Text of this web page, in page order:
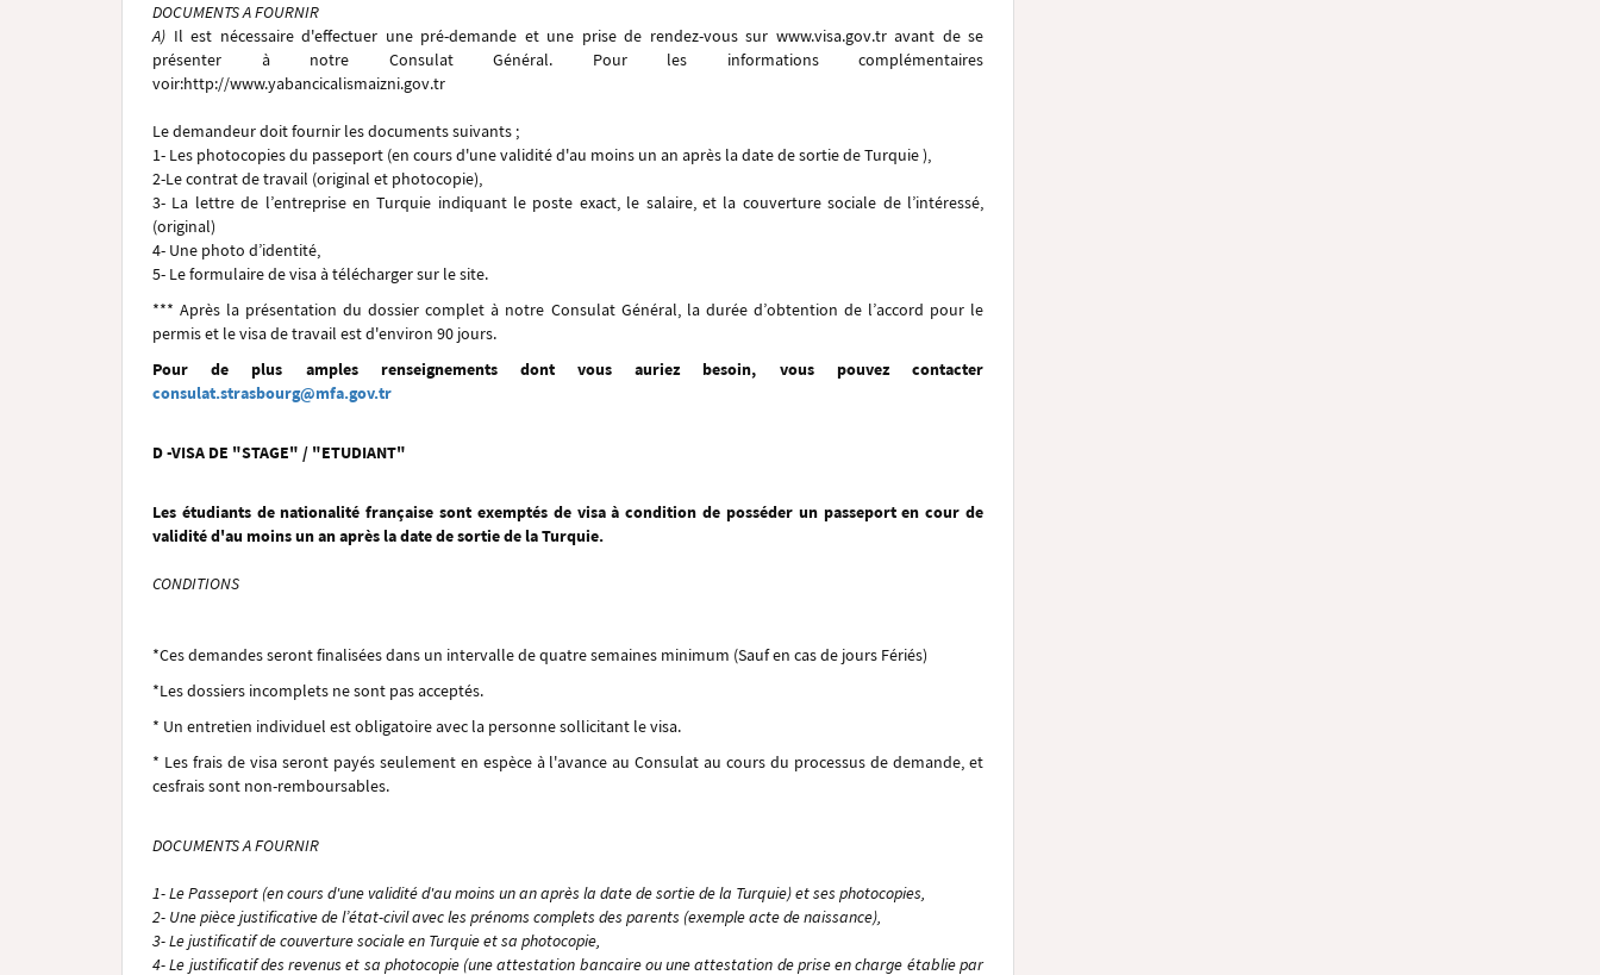
DOCUMENTS A FOURNIR
A) Il est nécessaire d'effectuer une pré-demande et une prise de rendez-vous sur www.visa.gov.tr avant de se
présenter à notre Consulat Général. Pour les informations complémentaires
voir:http://www.yabancicalismaizni.gov.tr
Le demandeur doit fournir les documents suivants ;
1- Les photocopies du passeport (en cours d'une validité d'au moins un an après la date de sortie de Turquie ),
2-Le contrat de travail (original et photocopie),
3- La lettre de l’entreprise en Turquie indiquant le poste exact, le salaire, et la couverture sociale de l’intéressé,
(original)
4- Une photo d’identité,
5- Le formulaire de visa à télécharger sur le site.
*** Après la présentation du dossier complet à notre Consulat Général, la durée d’obtention de l’accord pour le
permis et le visa de travail est d'environ 90 jours.
Pour de plus amples renseignements dont vous auriez besoin, vous pouvez contacter
consulat.strasbourg@mfa.gov.tr
D -VISA DE "STAGE" / "ETUDIANT"
Les étudiants de nationalité française sont exemptés de visa à condition de posséder un passeport en cour de
validité d'au moins un an après la date de sortie de la Turquie.
CONDITIONS
*Ces demandes seront finalisées dans un intervalle de quatre semaines minimum (Sauf en cas de jours Fériés)
*Les dossiers incomplets ne sont pas acceptés.
* Un entretien individuel est obligatoire avec la personne sollicitant le visa.
* Les frais de visa seront payés seulement en espèce à l'avance au Consulat au cours du processus de demande, et
cesfrais sont non-remboursables.
DOCUMENTS A FOURNIR
1- Le Passeport (en cours d'une validité d'au moins un an après la date de sortie de la Turquie) et ses photocopies,
2- Une pièce justificative de l’état-civil avec les prénoms complets des parents (exemple acte de naissance),
3- Le justificatif de couverture sociale en Turquie et sa photocopie,
4- Le justificatif des revenus et sa photocopie (une attestation bancaire ou une attestation de prise en charge établie par